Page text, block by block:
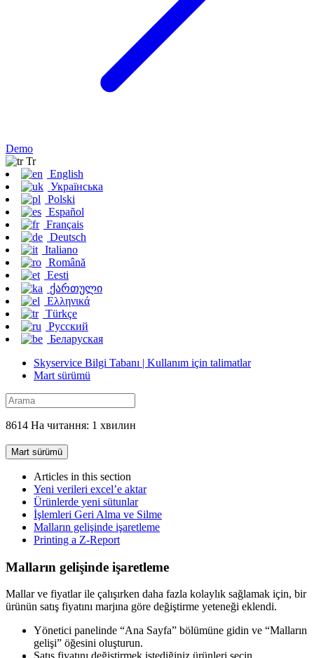
Demo
Tr
English
Українська
Polski
Español
Français
Deutsch
Italiano
Română
Eesti
ქართული
Ελληνικά
Türkçe
Русский
Беларуская
Skyservice Bilgi Tabanı | Kullanım için talimatlar
Mart sürümü
8614 На читання: 1 хвилин
Mart sürümü
Articles in this section
Yeni verileri excel’e aktar
Ürünlerde yeni sütunlar
İşlemleri Geri Alma ve Silme
Malların gelişinde işaretleme
Printing a Z-Report
Malların gelişinde işaretleme
Mallar ve fiyatlar ile çalışırken daha fazla kolaylık sağlamak için, bir
ürünün satış fiyatını marjına göre değiştirme yeteneği eklendi.
Yönetici panelinde “Ana Sayfa” bölümüne gidin ve “Malların
gelişi” öğesini oluşturun.